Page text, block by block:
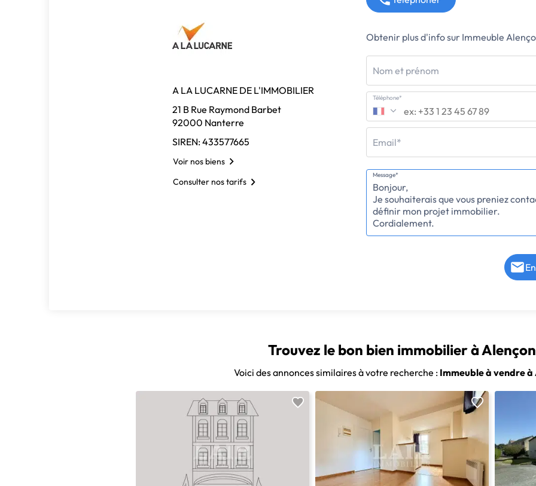
A LA LUCARNE DE L'IMMOBILIER
21 B Rue Raymond Barbet
92000 Nanterre
SIREN: 433577665
Voir nos biens
Consulter nos tarifs
Obtenir plus d'info sur Immeuble
Nom et prénom
Téléphone*
Email*
Message*
Trouvez le bon bien immobilier à Alençon
Voici des annonces similaires à votre recherche : Immeuble à vendre à